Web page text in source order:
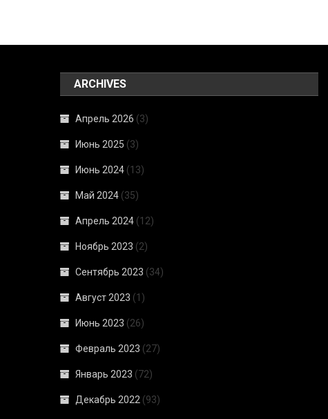
ARCHIVES
Апрель 2026 (3)
Июнь 2025 (3)
Июнь 2024 (13)
Май 2024 (35)
Апрель 2024 (12)
Ноябрь 2023 (2)
Сентябрь 2023 (34)
Август 2023 (1)
Июнь 2023 (26)
Февраль 2023 (27)
Январь 2023 (72)
Декабрь 2022 (93)